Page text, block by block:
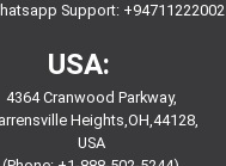
Support: +94711222002
USA:
4364 Cranwood Parkway,
Heights,OH,44128,
USA